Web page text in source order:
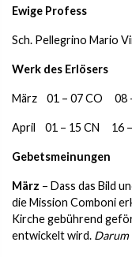
Ewige Profess
Sch. Pellegrino Mario
Werk des Erlösers
März 01 – 07 CO 08
April 01 – 15 CN 16 –
Gebetsmeinungen
März – Dass das Bild
die Mission Comboni
Kirche gebührend
entwickelt wird. Darum